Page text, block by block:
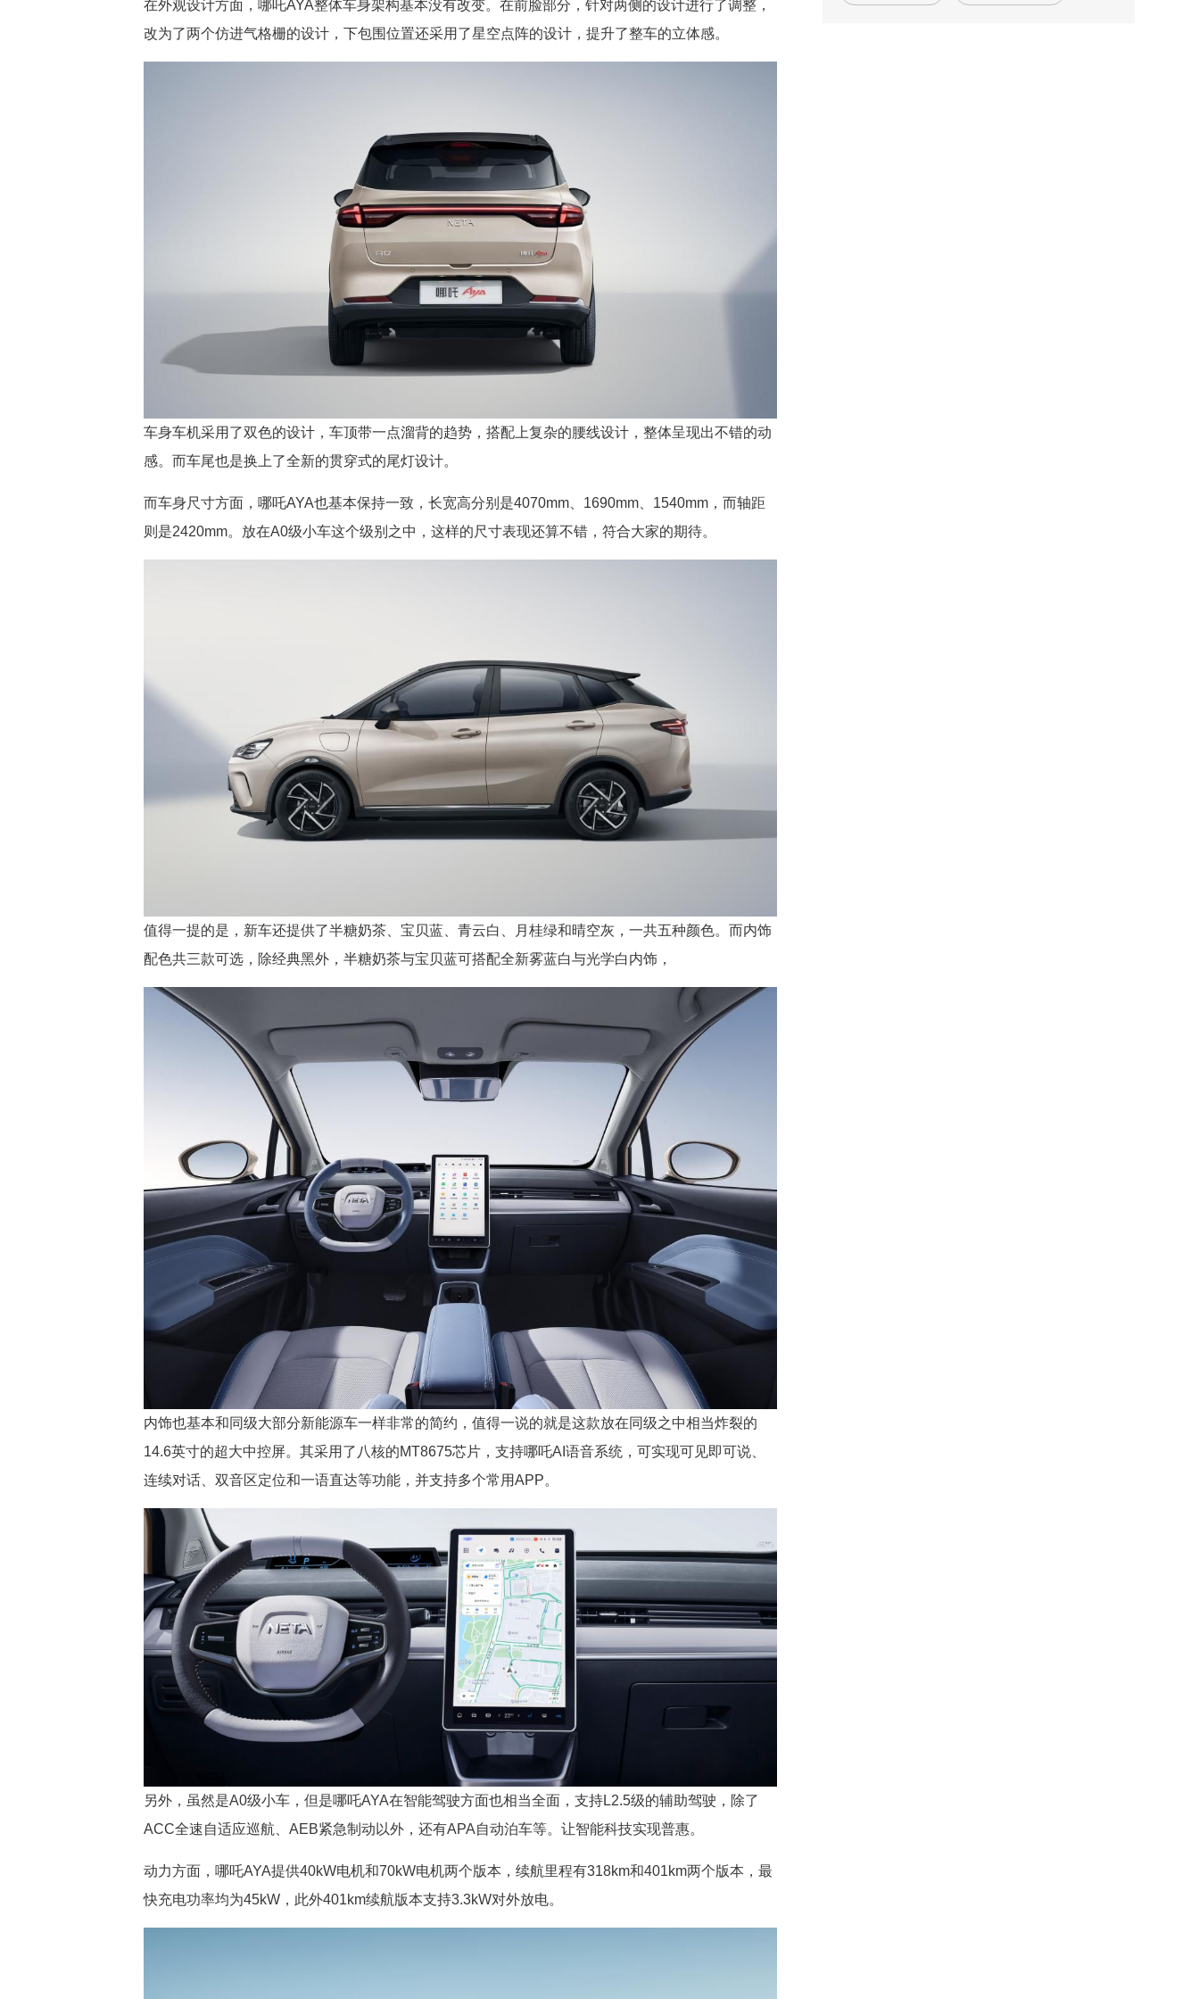
在外观设计方面，哪吒AYA整体车身架构基本没有改变。在前脸部分，针对两侧的设计进行了调整，
改为了两个仿进气格栅的设计，下包围位置还采用了星空点阵的设计，提升了整车的立体感。
车身车机采用了双色的设计，车顶带一点溜背的趋势，搭配上复杂的腰线设计，整体呈现出不错的动
感。而车尾也是换上了全新的贯穿式的尾灯设计。
而车身尺寸方面，哪吒AYA也基本保持一致，长宽高分别是4070mm、1690mm、1540mm，而轴距
则是2420mm。放在A0级小车这个级别之中，这样的尺寸表现还算不错，符合大家的期待。
值得一提的是，新车还提供了半糖奶茶、宝贝蓝、青云白、月桂绿和晴空灰，一共五种颜色。而内饰
配色共三款可选，除经典黑外，半糖奶茶与宝贝蓝可搭配全新雾蓝白与光学白内饰，
内饰也基本和同级大部分新能源车一样非常的简约，值得一说的就是这款放在同级之中相当炸裂的
14.6英寸的超大中控屏。其采用了八核的MT8675芯片，支持哪吒AI语音系统，可实现可见即可说、
连续对话、双音区定位和一语直达等功能，并支持多个常用APP。
另外，虽然是A0级小车，但是哪吒AYA在智能驾驶方面也相当全面，支持L2.5级的辅助驾驶，除了
ACC全速自适应巡航、AEB紧急制动以外，还有APA自动泊车等。让智能科技实现普惠。
动力方面，哪吒AYA提供40kW电机和70kW电机两个版本，续航里程有318km和401km两个版本，最
快充电功率均为45kW，此外401km续航版本支持3.3kW对外放电。